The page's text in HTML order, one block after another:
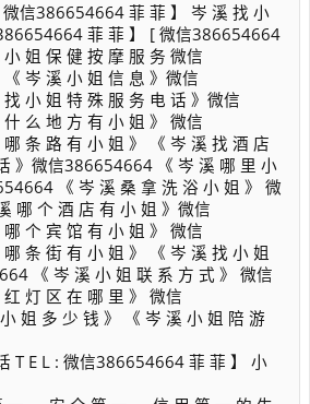
信386654664 菲 菲 】 岑 溪 找 小
菲 菲 】 [ 微信386654664
姐 保 健 按 摩 服 务 微信
岑 溪 小 姐 信 息 》微信
小 姐 特 殊 服 务 电 话 》微信
么 地 方 有 小 姐 》 微信
条 路 有 小 姐 》 《 岑 溪 找 酒 店
》微信386654664 《 岑 溪 哪 里 小
《 岑 溪 桑 拿 洗 浴 小 姐 》 微
哪 个 酒 店 有 小 姐 》微信
个 宾 馆 有 小 姐 》 微信
条 街 有 小 姐 》 《 岑 溪 找 小 姐
《 岑 溪 小 姐 联 系 方 式 》 微信
灯 区 在 哪 里 》 微信
姐 多 少 钱 》 《 岑 溪 小 姐 陪 游
T E L : 微信386654664 菲 菲 】 小